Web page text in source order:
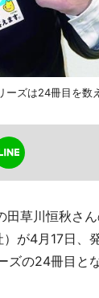
ーズは24冊目を数
草川恒秋さ
が4月17日、
の24冊目とな